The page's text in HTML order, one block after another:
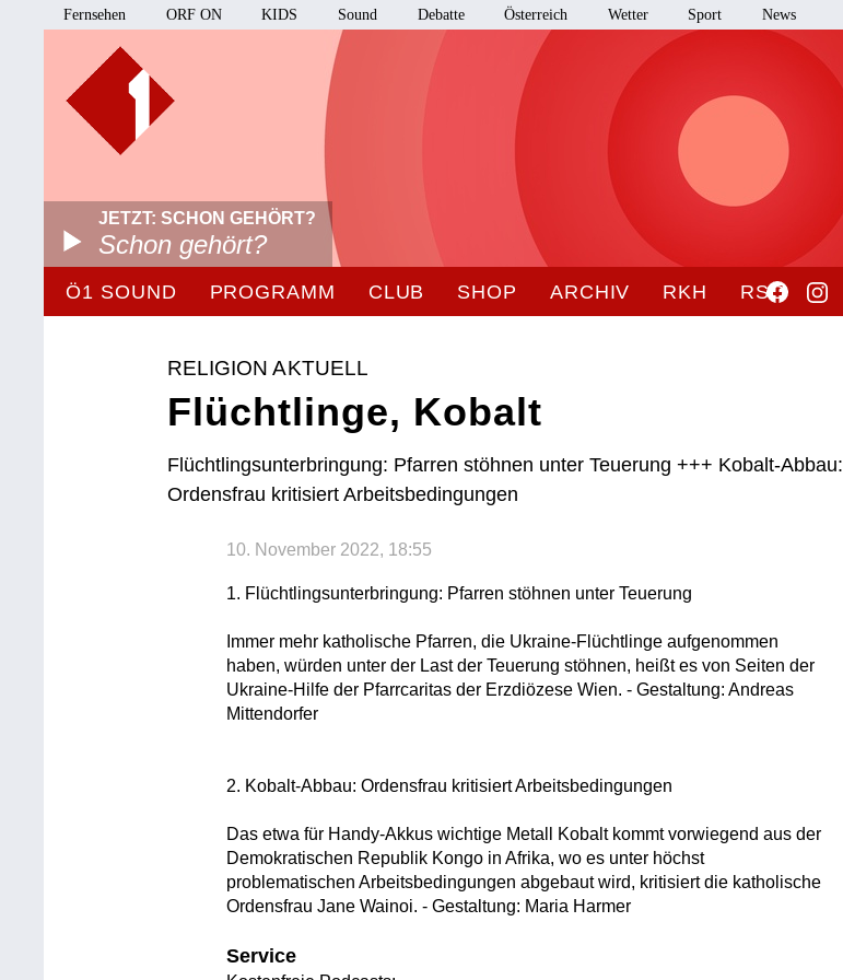
Fernsehen ORF ON KIDS Sound Debatte Österreich Wetter Sport News
JETZT: SCHON GEHÖRT?
Schon gehört?
Ö1 SOUND PROGRAMM CLUB SHOP ARCHIV RKH RSO
RELIGION AKTUELL
Flüchtlinge, Kobalt
Flüchtlingsunterbringung: Pfarren stöhnen unter Teuerung +++ Kobalt-Abbau:
Ordensfrau kritisiert Arbeitsbedingungen
10. November 2022, 18:55
1. Flüchtlingsunterbringung: Pfarren stöhnen unter Teuerung
Immer mehr katholische Pfarren, die Ukraine-Flüchtlinge aufgenommen
haben, würden unter der Last der Teuerung stöhnen, heißt es von Seiten der
Ukraine-Hilfe der Pfarrcaritas der Erzdiözese Wien. - Gestaltung: Andreas
Mittendorfer
2. Kobalt-Abbau: Ordensfrau kritisiert Arbeitsbedingungen
Das etwa für Handy-Akkus wichtige Metall Kobalt kommt vorwiegend aus der
Demokratischen Republik Kongo in Afrika, wo es unter höchst
problematischen Arbeitsbedingungen abgebaut wird, kritisiert die katholische
Ordensfrau Jane Wainoi. - Gestaltung: Maria Harmer
Service